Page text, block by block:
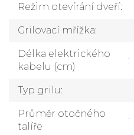
Režim otevírání dveří:
Grilovací mřížka:
Délka elektrického
kabelu (cm)
:
Typ grilu:
Průměr otočného
talíře
: